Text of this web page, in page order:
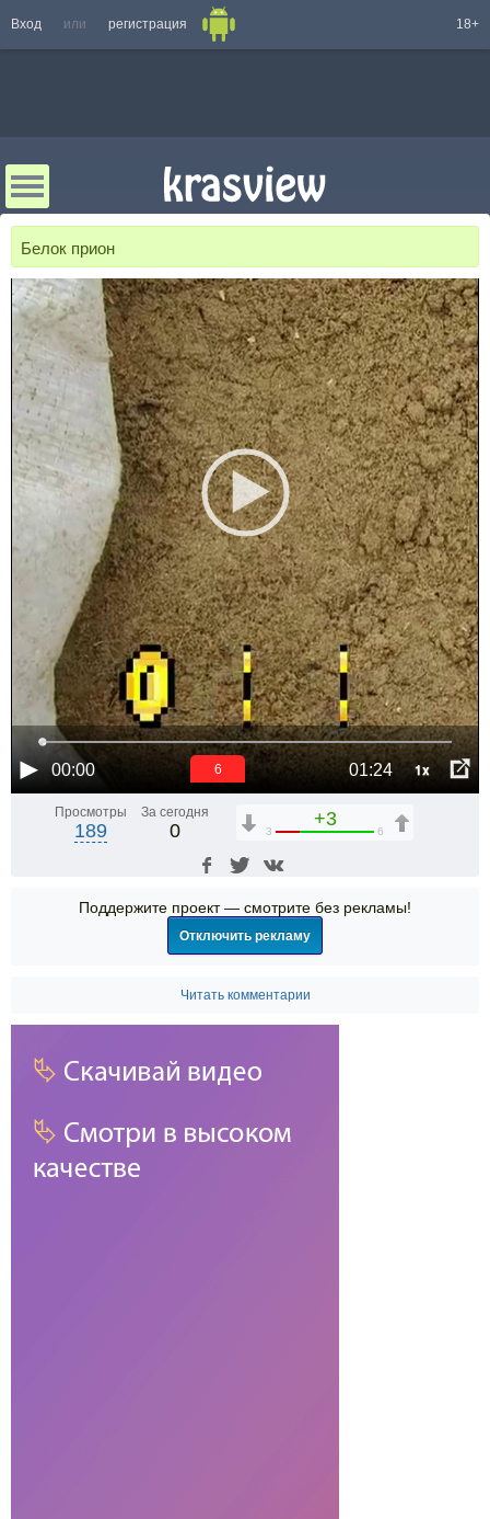
Вход или регистрация 18+
Белок прион
00:00 01:24 1x
6
Просмотры
189
За сегодня
0
+3
3 6
Поддержите проект — смотрите без рекламы!
Отключить рекламу
Читать комментарии